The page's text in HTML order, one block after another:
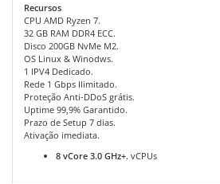
Recursos
CPU AMD Ryzen 7.
32 GB RAM DDR4 ECC.
Disco 200GB NvMe M2.
OS Linux & Winodws.
1 IPV4 Dedicado.
Rede 1 Gbps Ilimitado.
Proteção Anti-DDoS grátis.
Uptime 99,9% Garantido.
Prazo de Setup 7 dias.
Ativação imediata.
8 vCore 3.0 GHz+. vCPUs